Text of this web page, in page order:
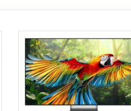
nhiều đại lý giảm giá đáng kể.